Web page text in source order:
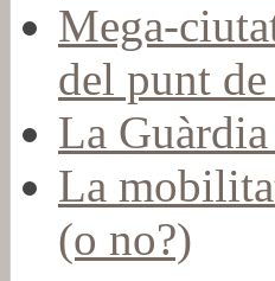
Mega-
del punt
La
La
(o no?)